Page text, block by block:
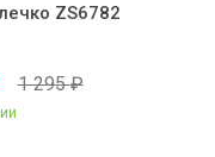
ZS6782
1 295₽